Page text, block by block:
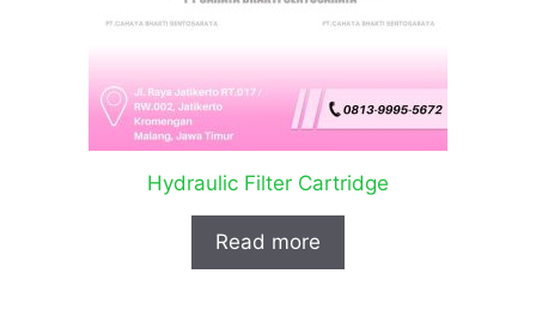
Hydraulic Filter Cartridge
Read more